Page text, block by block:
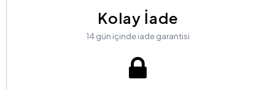
Kolay İade
14 gün içinde iade garantisi